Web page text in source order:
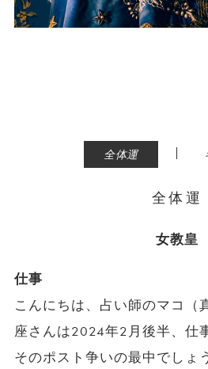
全体運 |
全体運
女教皇
仕事
こんにちは、占い師のマコ（
座さんは2024年2月後半、仕
そのポスト争いの最中でしょ